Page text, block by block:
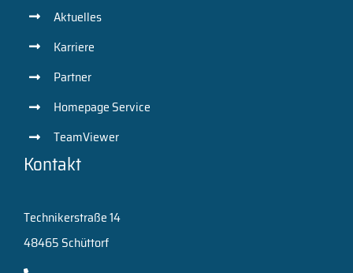
Aktuelles
Karriere
Partner
Homepage Service
TeamViewer
Kontakt
Technikerstraße 14
48465 Schüttorf